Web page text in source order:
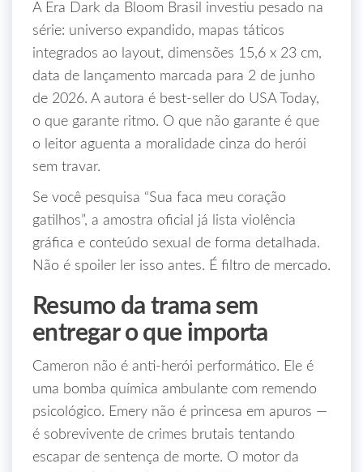
A Era Dark da Bloom Brasil investiu pesado na
série: universo expandido, mapas táticos
integrados ao layout, dimensões 15,6 x 23 cm,
data de lançamento marcada para 2 de junho
de 2026. A autora é best-seller do USA Today,
o que garante ritmo. O que não garante é que
o leitor aguenta a moralidade cinza do herói
sem travar.
Se você pesquisa “Sua faca meu coração
gatilhos”, a amostra oficial já lista violência
gráfica e conteúdo sexual de forma detalhada.
Não é spoiler ler isso antes. É filtro de mercado.
Resumo da trama sem
entregar o que importa
Cameron não é anti-herói performático. Ele é
uma bomba química ambulante com remendo
psicológico. Emery não é princesa em apuros —
é sobrevivente de crimes brutais tentando
escapar de sentença de morte. O motor da